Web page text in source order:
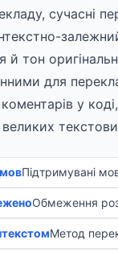
сучасні
й тон
для
у
великих
Підтримувані
Обмеження
Метод